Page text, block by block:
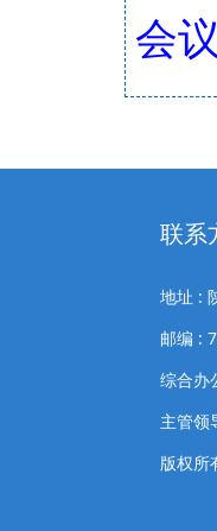
会
联系
地址 :
邮编 :
综合办
主管
版权